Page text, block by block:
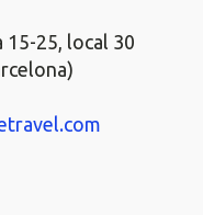
15-25, local 30